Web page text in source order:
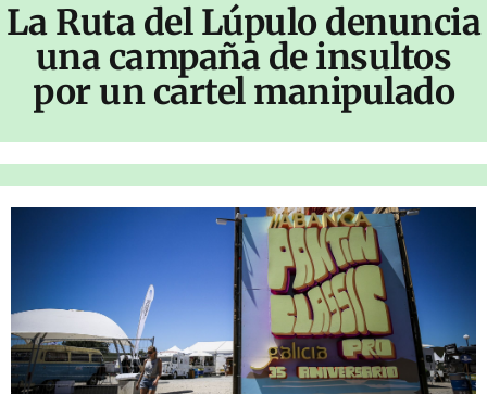
La Ruta del Lúpulo denuncia
una campaña de insultos
por un cartel manipulado